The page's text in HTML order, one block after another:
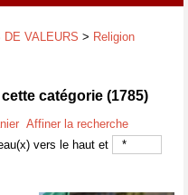
VALEURS > Religion
catégorie (1785)
Affiner la recherche
vers le haut et